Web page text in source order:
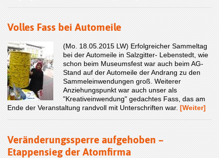
Volles Fass bei Automeile
(Mo. 18.05.2015 LW) Erfolgreicher Sammeltag
bei der Automeile in Salzgitter- Lebenstedt, wie
schon beim Museumsfest war auch beim AG-
Stand auf der Automeile der Andrang zu den
Sammeleinwendungen groß. Weiterer
Anziehungspunkt war auch unser als
"Kreativeinwendung" gedachtes Fass, das am
Ende der Veranstaltung randvoll mit Unterschriften war. [Weiter]
Veränderungssperre aufgehoben –
Etappensieg der Atomfirma